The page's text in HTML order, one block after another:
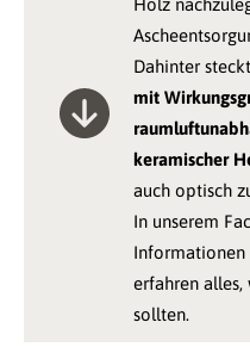
Holz
Dahinter steckt
mit
keramischer
auch optisch
In unserem
Informationen
erfahren alles,
sollten.